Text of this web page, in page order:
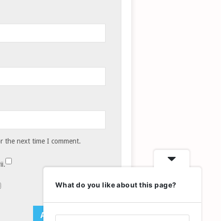
the next time I comment.
What do you like about this page?